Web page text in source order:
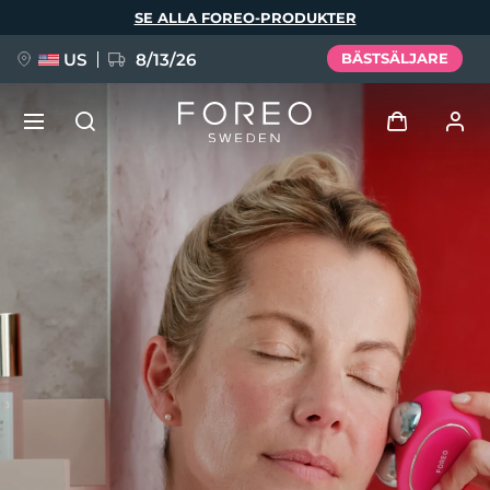
SE ALLA FOREO-PRODUKTER
US 8/13/26 BÄSTSÄLJARE
Logga in
Användarprofil
Mina enheter
Mina beställningar
Mina adresser
Mina prenumerationer
FAQ™ Pure Beauty-Tech Elixir
BREAKING NEWS
issa™ Teeth Whitening Set
Deutsch
Español
Italiano
Português
Svenska
Русский
简体中文 繁體中文